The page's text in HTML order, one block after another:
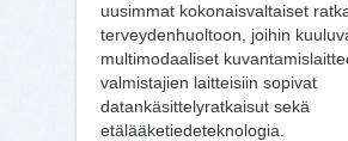
uusimmat kokonaisvaltaiset
terveydenhuoltoon, joihin
multimodaaliset
valmistajien laitteisiin sopivat
datankäsittelyratkaisut sekä
etälääketiedeteknologia.